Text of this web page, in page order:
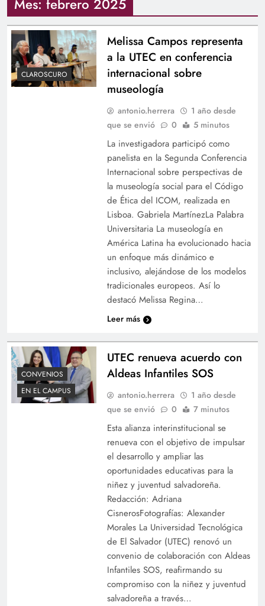
Mes: febrero 2025
CLAROSCURO
Melissa Campos representa
a la UTEC en conferencia
internacional sobre
museología
antonio.herrera
1 año desde
que se envió
0 5 minutos
La investigadora participó como
panelista en la Segunda Conferencia
Internacional sobre perspectivas de
la museología social para el Código
de Ética del ICOM, realizada en
Lisboa. Gabriela MartínezLa Palabra
Universitaria La museología en
América Latina ha evolucionado hacia
un enfoque más dinámico e
inclusivo, alejándose de los modelos
tradicionales europeos. Así lo
destacó Melissa Regina…
Leer más
CONVENIOS
EN EL CAMPUS
UTEC renueva acuerdo con
Aldeas Infantiles SOS
antonio.herrera
1 año desde
que se envió
0 7 minutos
Esta alianza interinstitucional se
renueva con el objetivo de impulsar
el desarrollo y ampliar las
oportunidades educativas para la
niñez y juventud salvadoreña.
Redacción: Adriana
CisnerosFotografías: Alexander
Morales La Universidad Tecnológica
de El Salvador (UTEC) renovó un
convenio de colaboración con Aldeas
Infantiles SOS, reafirmando su
compromiso con la niñez y juventud
salvadoreña a través…